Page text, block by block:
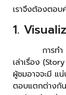
เราจึงต้องตอบ
1.
การทำ
เล่าเรื่อง
ผู้ชมอาจจะมี แ
ตอบแตกต่างกัน